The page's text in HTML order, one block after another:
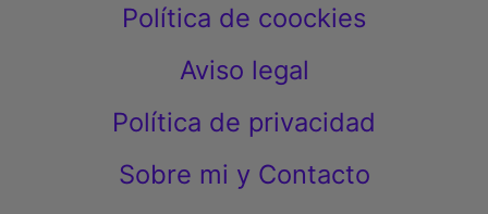
Política de coockies
Aviso legal
Política de privacidad
Sobre mi y Contacto